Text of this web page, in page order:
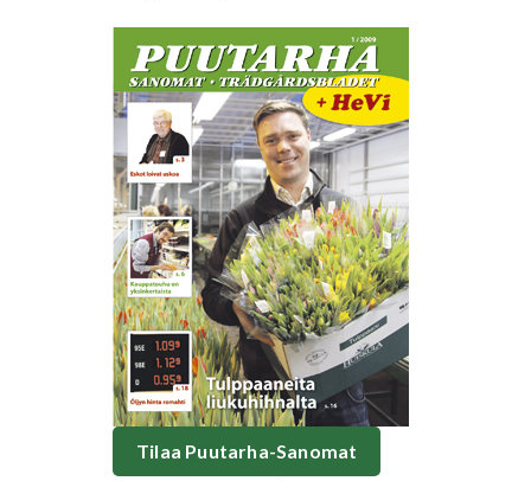
Tilaa Puutarha-Sanomat